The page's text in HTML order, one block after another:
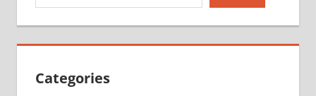
Categories